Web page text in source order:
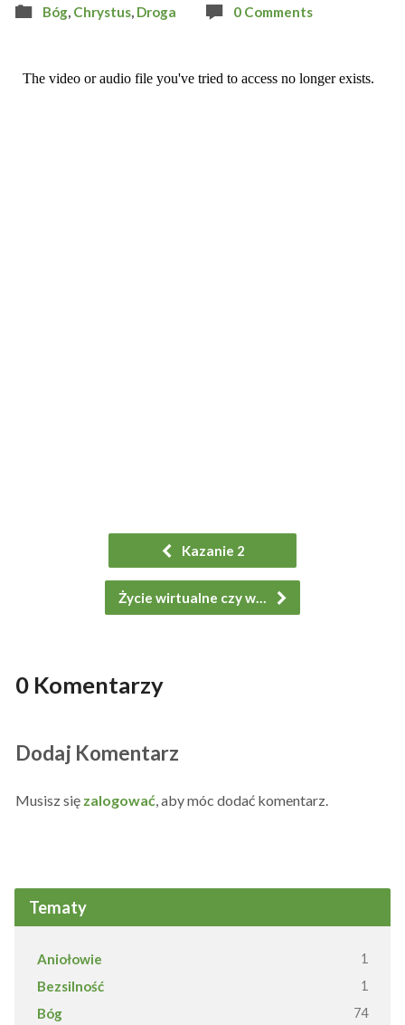
Bóg, Chrystus, Droga 0 Comments
Kazanie 2
Życie wirtualne czy w…
0 Komentarzy
Dodaj Komentarz
Musisz się zalogować , aby móc dodać komentarz.
Tematy
Aniołowie 1
Bezsilność 1
Bóg 74